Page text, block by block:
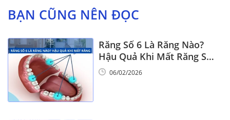
BẠN CŨNG NÊN ĐỌC
Răng Số 6 Là Răng Nào?
Hậu Quả Khi Mất Răng Số
6
06/02/2026